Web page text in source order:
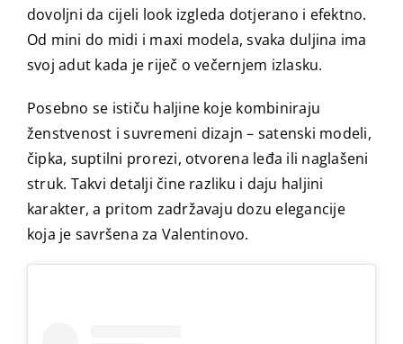
dovoljni da cijeli look izgleda dotjerano i efektno.
Od mini do midi i maxi modela, svaka duljina ima
svoj adut kada je riječ o večernjem izlasku.
Posebno se ističu haljine koje kombiniraju
ženstvenost i suvremeni dizajn – satenski modeli,
čipka, suptilni prorezi, otvorena leđa ili naglašeni
struk. Takvi detalji čine razliku i daju haljini
karakter, a pritom zadržavaju dozu elegancije
koja je savršena za Valentinovo.